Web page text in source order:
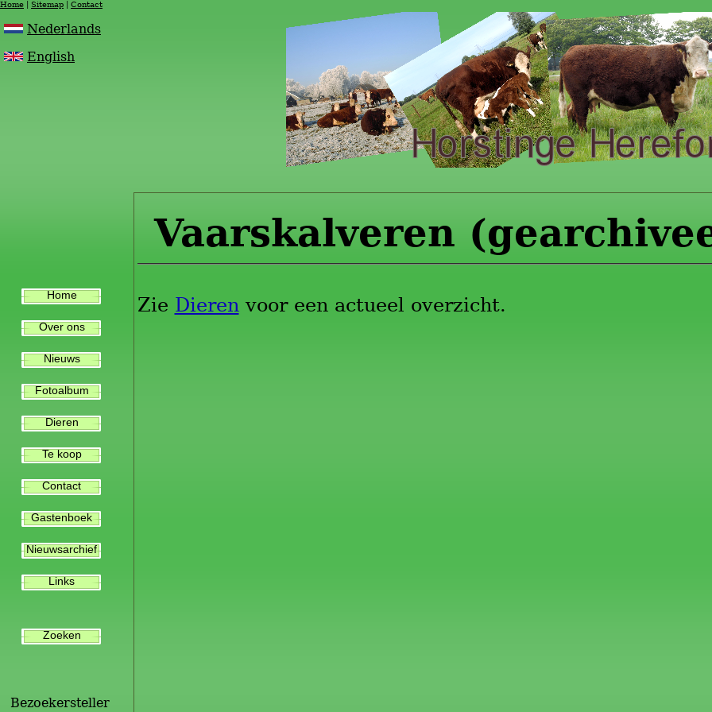
Home Sitemap Contact
Nederlands
English
Home
Over ons
Nieuws
Fotoalbum
Dieren
Te koop
Contact
Gastenboek
Nieuwsarchief
Links
Zoeken
Bezoekersteller
Vaarskalveren
Zie Dieren voor een actueel overzicht.